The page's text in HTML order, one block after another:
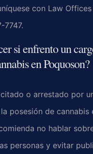
con Law Offices
7747.
si enfrento un
en Poquoson?
o arrestado por
posesión de cannabis
no hablar
personas y evitar